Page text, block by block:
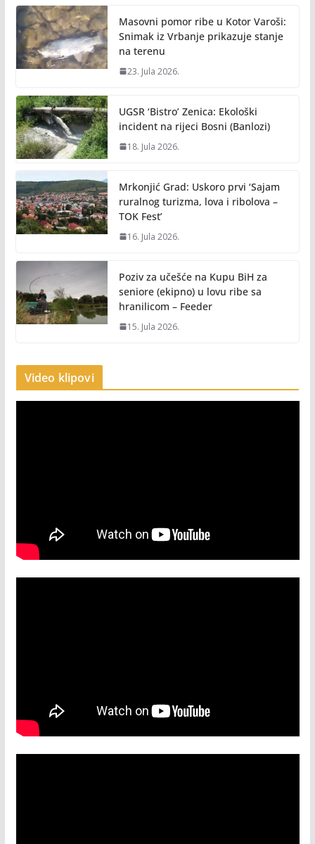
Masovni pomor ribe u Kotor Varoši:
Snimak iz Vrbanje prikazuje stanje
na terenu
23. Jula 2026.
UGSR ‘Bistro’ Zenica: Ekološki
incident na rijeci Bosni (Banlozi)
18. Jula 2026.
Mrkonjić Grad: Uskoro prvi ‘Sajam
ruralnog turizma, lova i ribolova –
TOK Fest’
16. Jula 2026.
Poziv za učešće na Kupu BiH za
seniore (ekipno) u lovu ribe sa
hranilicom – Feeder
15. Jula 2026.
Video klipovi